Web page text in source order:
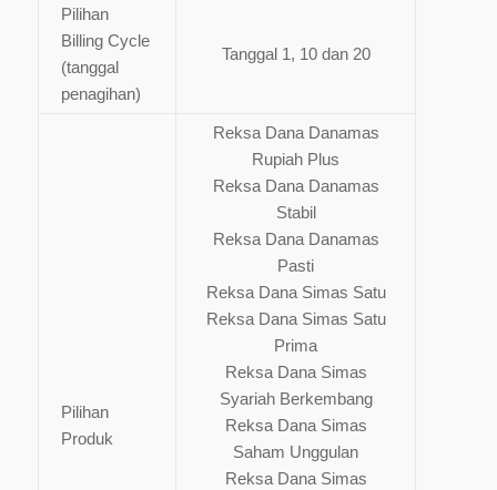
Pilihan
Billing Cycle
(tanggal
penagihan)
Tanggal 1, 10 dan 20
Pilihan
Produk
Reksa Dana Danamas
Rupiah Plus
Reksa Dana Danamas
Stabil
Reksa Dana Danamas
Pasti
Reksa Dana Simas Satu
Reksa Dana Simas Satu
Prima
Reksa Dana Simas
Syariah Berkembang
Reksa Dana Simas
Saham Unggulan
Reksa Dana Simas